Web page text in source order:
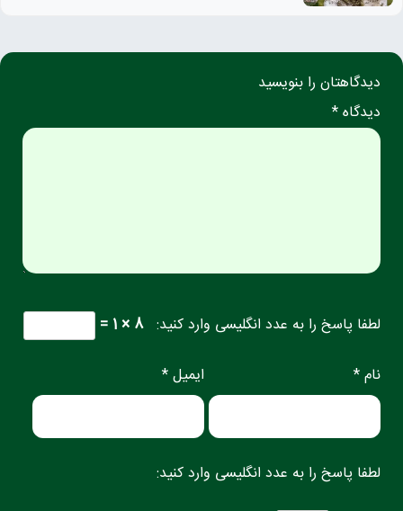
دیدگاهتان را بنویسید
دیدگاه *
لطفا پاسخ را به عدد انگلیسی وارد کنید: 8 × 1 =
نام * ایمیل *
لطفا پاسخ را به عدد انگلیسی وارد کنید: